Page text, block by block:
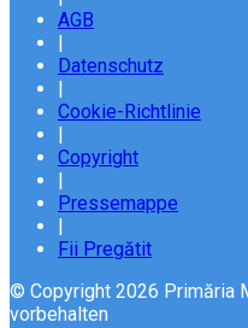
AGB
Datenschutz
Cookie-Richtlinie
Copyright
Pressemappe
Fii Pregătit
© Copyright 2026 Primăria
vorbehalten